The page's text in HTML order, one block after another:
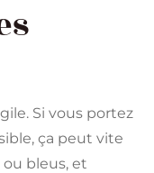
Si vous portez
ça peut vite
bleus, et